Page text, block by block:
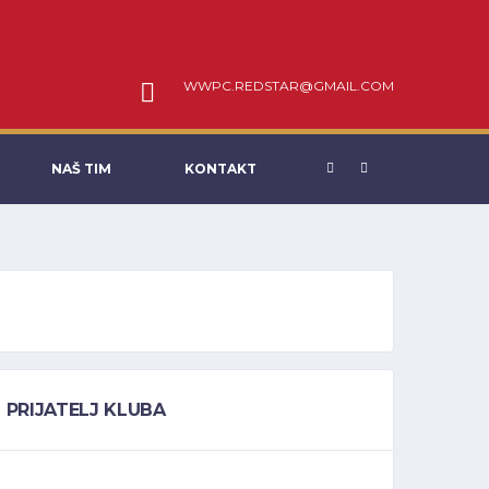
WWPC.REDSTAR@GMAIL.COM
NAŠ TIM KONTAKT
PRIJATELJ KLUBA